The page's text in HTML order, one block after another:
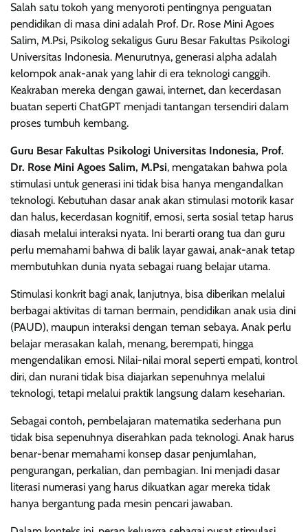
Salah satu tokoh yang menyoroti pentingnya penguatan
pendidikan di masa dini adalah Prof. Dr. Rose Mini Agoes
Salim, M.Psi, Psikolog sekaligus Guru Besar Fakultas Psikologi
Universitas Indonesia. Menurutnya, generasi alpha adalah
kelompok anak-anak yang lahir di era teknologi canggih.
Keakraban mereka dengan gawai, internet, dan kecerdasan
buatan seperti ChatGPT menjadi tantangan tersendiri dalam
proses tumbuh kembang.
Guru Besar Fakultas Psikologi Universitas Indonesia, Prof.
Dr. Rose Mini Agoes Salim, M.Psi, mengatakan bahwa pola
stimulasi untuk generasi ini tidak bisa hanya mengandalkan
teknologi. Kebutuhan dasar anak akan stimulasi motorik kasar
dan halus, kecerdasan kognitif, emosi, serta sosial tetap harus
diasah melalui interaksi nyata. Ini berarti orang tua dan guru
perlu memahami bahwa di balik layar gawai, anak-anak tetap
membutuhkan dunia nyata sebagai ruang belajar utama.
Stimulasi konkrit bagi anak, lanjutnya, bisa diberikan melalui
berbagai aktivitas di taman bermain, pendidikan anak usia dini
(PAUD), maupun interaksi dengan teman sebaya. Anak perlu
belajar merasakan kalah, menang, berempati, hingga
mengendalikan emosi. Nilai-nilai moral seperti empati, kontrol
diri, dan nurani tidak bisa diajarkan sepenuhnya melalui
teknologi, tetapi melalui praktik langsung dalam keseharian.
Sebagai contoh, pembelajaran matematika sederhana pun
tidak bisa sepenuhnya diserahkan pada teknologi. Anak harus
benar-benar memahami konsep dasar penjumlahan,
pengurangan, perkalian, dan pembagian. Ini menjadi dasar
literasi numerasi yang harus dikuatkan agar mereka tidak
hanya bergantung pada mesin pencari jawaban.